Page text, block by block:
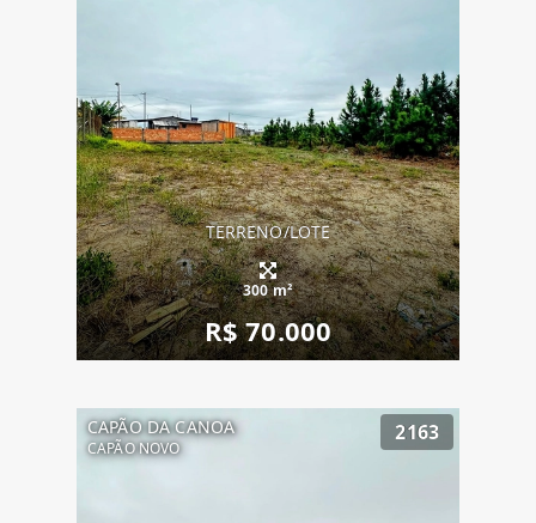
TERRENO/LOTE
300 m²
R$ 70.000
CAPÃO DA CANOA
CAPÃO NOVO
2163